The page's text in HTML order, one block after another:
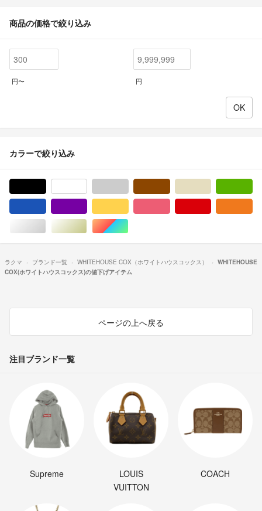
商品の価格で絞り込み
円〜 円
カラーで絞り込み
シルバー/銀色系ゴールド/金色系マルチカラー
ラクマ ブランド一覧 WHITEHOUSE COX（ホワイトハウスコックス）
WHITEHOUSE
COX(ホワイトハウスコックス)の値下げアイテム
ページの上へ戻る
注目ブランド一覧
Supreme
LOUIS
VUITTON
COACH